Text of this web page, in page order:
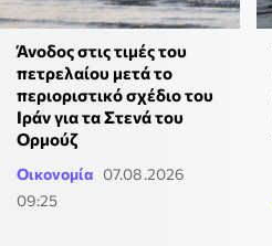
Άνοδος στις τιμές του
πετρελαίου μετά το
περιοριστικό σχέδιο του
Ιράν για τα Στενά του
Ορμούζ
Οικονομία 07.08.2026
09:25